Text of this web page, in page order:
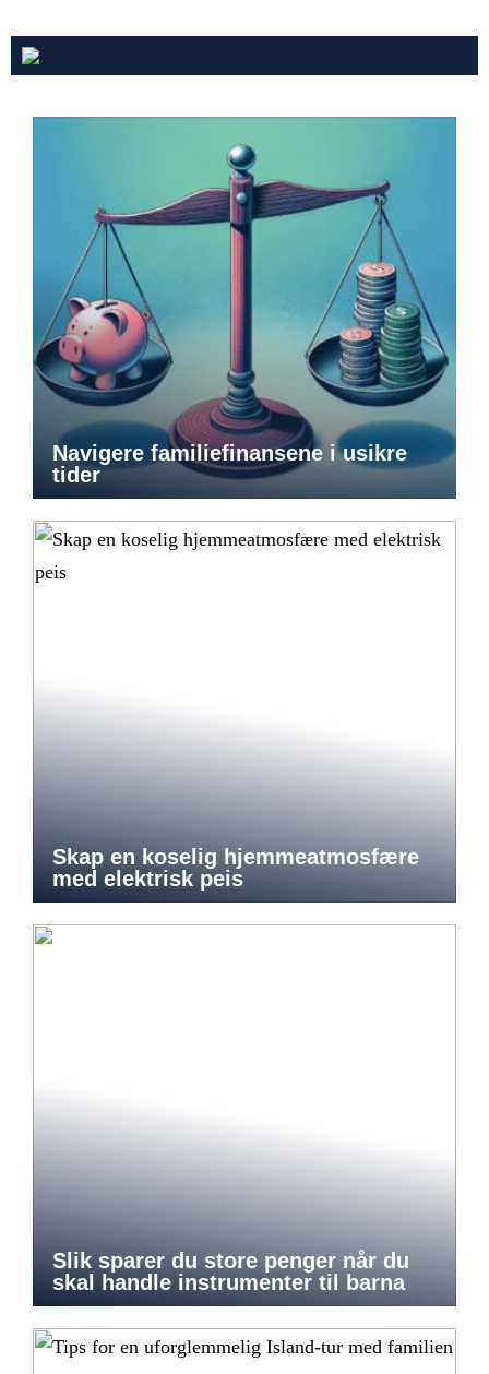
Navigere familiefinansene i usikre
tider
Skap en koselig hjemmeatmosfære
med elektrisk peis
Slik sparer du store penger når du
skal handle instrumenter til barna